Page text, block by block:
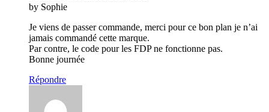
by Sophie
Je viens de passer commande, merci pour ce bon plan je n’ai
jamais commandé cette marque.
Par contre, le code pour les FDP ne fonctionne pas.
Bonne journée
Répondre